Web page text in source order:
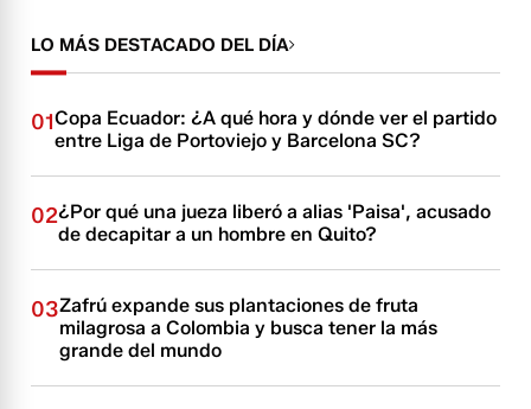
LO MÁS DESTACADO DEL DÍA
01Copa Ecuador: ¿A qué hora y dónde ver el partido
entre Liga de Portoviejo y Barcelona SC?
02¿Por qué una jueza liberó a alias 'Paisa', acusado
de decapitar a un hombre en Quito?
03Zafrú expande sus plantaciones de fruta
milagrosa a Colombia y busca tener la más
grande del mundo